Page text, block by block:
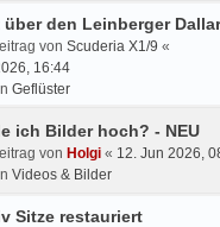
über den Leinberger
von Scuderia X1/9 «
16:44
Geflüster
ich Bilder hoch? - NEU
von Holgi « 12. Jun 2026,
Videos & Bilder
Sitze restauriert